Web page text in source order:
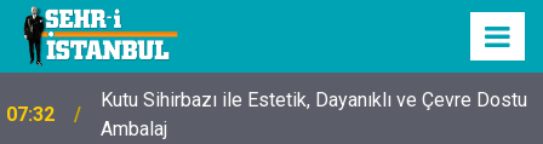
07:32
Kutu Sihirbazı ile Estetik, Dayanıklı ve Çevre Dostu
Ambalaj